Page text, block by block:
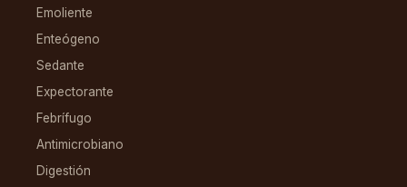
Emoliente
Enteógeno
Sedante
Expectorante
Febrífugo
Antimicrobiano
Digestión